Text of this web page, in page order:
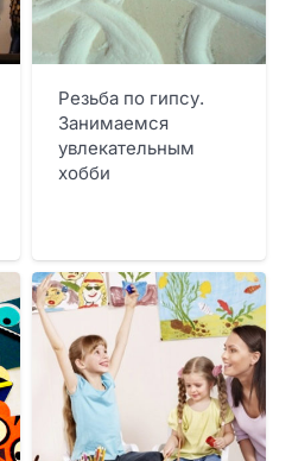
Резьба по гипсу.
Занимаемся
увлекательным
хобби
СТАТЬИ